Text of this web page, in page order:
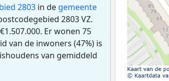
2803 in de gemeente
2803 VZ.
Er wonen 75
van de inwoners (47%) is
van gemiddeld